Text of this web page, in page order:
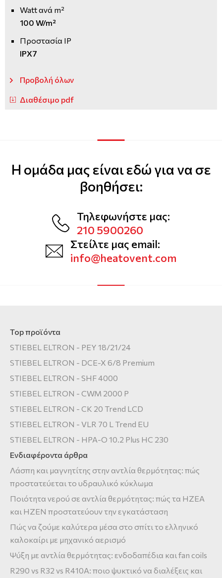
Watt ανά m²
100 W/m²
Προστασία IP
IPX7
Προβολή όλων
Διαθέσιμο pdf
Η ομάδα μας είναι εδώ για να σε
βοηθήσει:
Τηλεφωνήστε μας:
210 5900260
Στείλτε μας email:
info@heatovent.com
Top προϊόντα
STIEBEL ELTRON - PEY 18/21/24
STIEBEL ELTRON - DCE-X 6/8 Premium
STIEBEL ELTRON - SHF 4000
STIEBEL ELTRON - CWM 2000 P
STIEBEL ELTRON - CK 20 Trend LCD
STIEBEL ELTRON - VLR 70 L Trend EU
STIEBEL ELTRON - HPA-O 10.2 Plus HC 230
Ενδιαφέροντα άρθρα
Λάσπη και μαγνητίτης στην αντλία θερμότητας: πώς
προστατεύεται το υδραυλικό κύκλωμα
Ποιότητα νερού σε αντλία θερμότητας: πώς τα HZEA
και HZEN προστατεύουν την εγκατάσταση
Πώς να ζούμε καλύτερα μέσα στο σπίτι το ελληνικό
καλοκαίρι με μηχανικό αερισμό
Ψύξη με αντλία θερμότητας: ενδοδαπέδια και fan coils
R290 vs R32 vs R410A: ποιο ψυκτικό να διαλέξεις και